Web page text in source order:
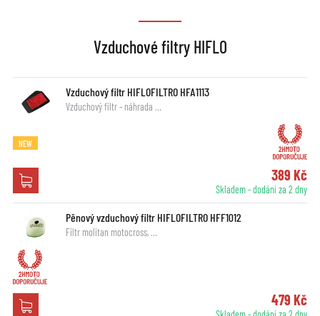
Vzduchové filtry HIFLO
Vzduchový filtr HIFLOFILTRO HFA1113
Vzduchový filtr - náhrada …
NEW
389 Kč
Skladem - dodání za 2 dny
Pěnový vzduchový filtr HIFLOFILTRO HFF1012
Filtr molitan motocross, …
479 Kč